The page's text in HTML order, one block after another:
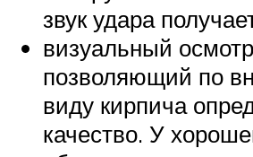
звук удара
визуальный
позволяющий по
виду кирпича
качество. У